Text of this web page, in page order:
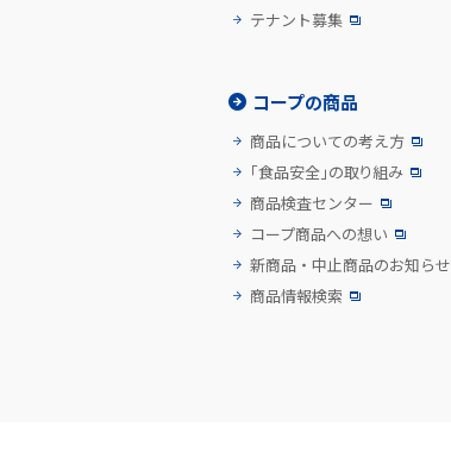
テナント募集
コープの商品
商品についての考え方
「食品安全」の取り組み
商品検査センター
コープ商品への想い
新商品・中止商品のお知らせ
商品情報検索